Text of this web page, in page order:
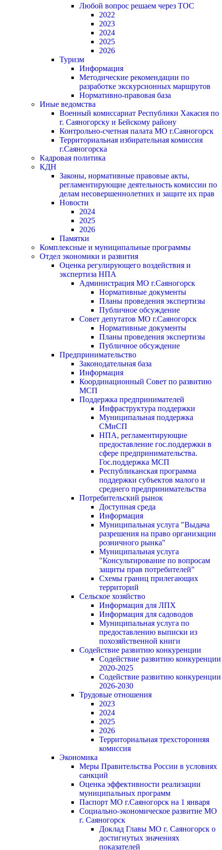
Любой вопрос решаем через ТОС
2022
2023
2024
2025
2026
Туризм
Информация
Методические рекомендации по
разработке экскурсионных маршрутов
Нормативно-правовая база
Иные ведомства
Военный комиссариат Республики Хакасия по
г. Саяногорску и Бейскому району
Контрольно-счетная палата МО г.Саяногорск
Территориальная избирательная комиссия
г.Саяногорска
Кадровая политика
КДН
Законы, нормативные правовые акты,
регламентирующие деятельность комиссии по
делам несовершеннолетних и защите их прав
Новости
2024
2025
2026
Памятки
Комплексные и муниципальные программы
Отдел экономики и развития
Оценка регулирующего воздействия и
экспертиза НПА
Администрация МО г.Саяногорск
Нормативные документы
Планы проведения экспертизы
Публичное обсуждение
Совет депутатов МО г.Саяногорск
Нормативные документы
Планы проведения экспертизы
Публичное обсуждение
Предпринимательство
Законодательная база
Информация
Координационный Совет по развитию
МСП
Поддержка предпринимателей
Инфраструктура поддержки
Муниципальная поддержка
СМиСП
НПА, регламентирующие
предоставление гос.поддержки в
сфере предпринимательства.
Гос.поддержка МСП
Республиканская программа
поддержки субъектов малого и
среднего предпринимательства
Потребительский рынок
Доступная среда
Информация
Муниципальная услуга "Выдача
разрешения на право организации
розничного рынка"
Муниципальная услуга
"Консультирование по вопросам
защиты прав потребителей"
Схемы границ прилегающих
территорий
Сельское хозяйство
Информация для ЛПХ
Информация для садоводов
Муниципальная услуга по
предоставлению выписки из
похозяйственной книги
Содействие развитию конкуренции
Содействие развитию конкуренции
2020-2025
Содействие развитию конкуренции
2026-2030
Трудовые отношения
2023
2024
2025
2026
Территориальная трехсторонняя
комиссия
Экономика
Меры Правительства России в условиях
санкций
Оценка эффективности реализации
муниципальных программ
Паспорт МО г.Саяногорск на 1 января
Социально-экономическое развитие МО
г. Саяногорск
Доклад Главы МО г. Саяногорск о
достигнутых значениях
показателей